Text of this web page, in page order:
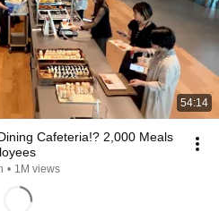
54:14
Cafeteria!? 2,000 Meals
• 1M views